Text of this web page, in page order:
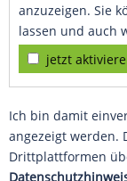
anzuzeigen. Sie
lassen und auch
jetzt
Ich bin damit
angezeigt werden.
Drittplattformen